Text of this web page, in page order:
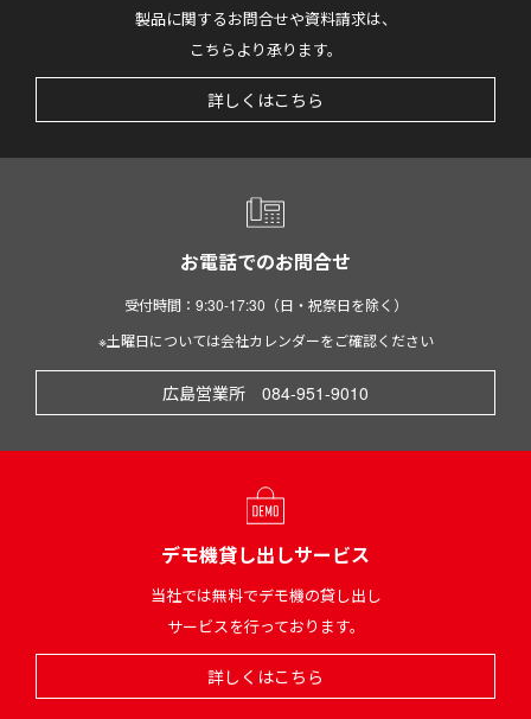
製品に関するお問合せや資料請求は、
こちらより承ります。
詳しくはこちら
お電話でのお問合せ
受付時間：9:30-17:30（日・祝祭日を除く）
※土曜日については会社カレンダーをご確認ください
広島営業所 084-951-9010
デモ機貸し出しサービス
当社では無料でデモ機の貸し出し
サービスを行っております。
詳しくはこちら